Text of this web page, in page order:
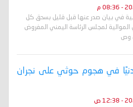
في بيان صدر عنها قبل قليل بسحق كل
لمجلس الرئاسة اليمني المفروض
وص
/ إصابة 11 مدنيًا في هجوم حوثي على نجران